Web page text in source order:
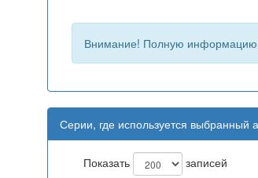
Внимание! Полную информацию
Серии, где используется выбранный
Показать записей